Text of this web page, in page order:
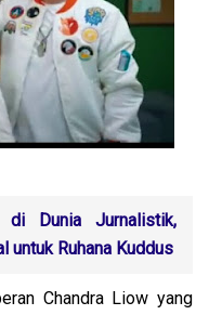
di Dunia Jurnalistik,
untuk Ruhana Kuddus
Chandra Liow yang